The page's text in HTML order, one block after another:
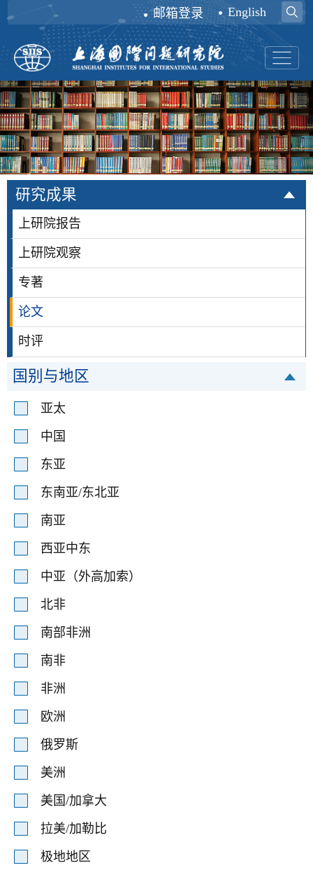
邮箱登录 English
研究成果
上研院报告
上研院观察
专著
论文
时评
国别与地区
亚太
中国
东亚
东南亚/东北亚
南亚
西亚中东
中亚（外高加索）
北非
南部非洲
南非
非洲
欧洲
俄罗斯
美洲
美国/加拿大
拉美/加勒比
极地地区